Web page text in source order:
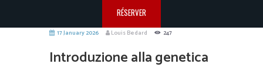
RÉSERVER
17 January 2026 Louis Bedard 247
Introduzione alla genetica